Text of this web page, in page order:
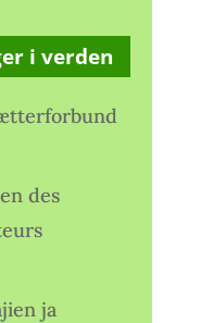
i verden
des
ja